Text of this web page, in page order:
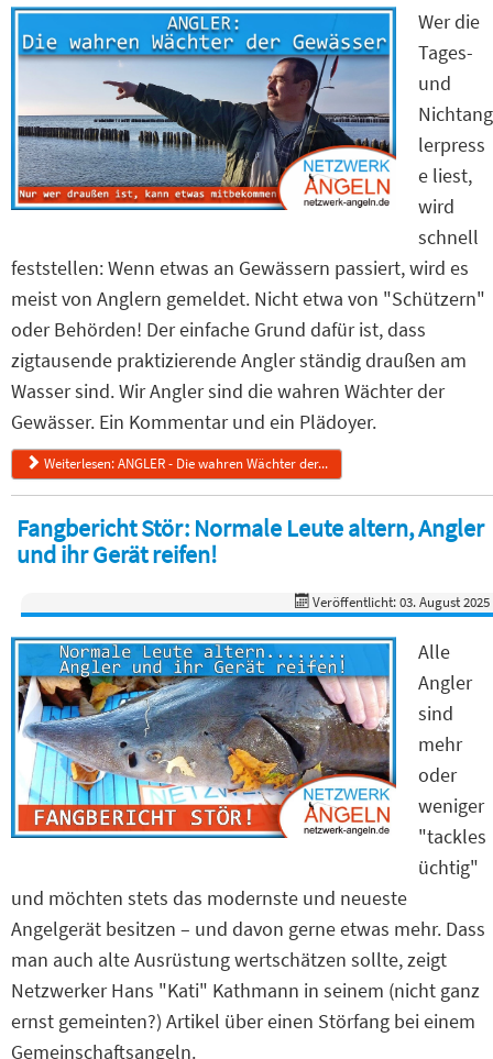
Wer die
Tages-
und
Nichtang
lerpress
e liest,
wird
schnell
feststellen: Wenn etwas an Gewässern passiert, wird es
meist von Anglern gemeldet. Nicht etwa von "Schützern"
oder Behörden! Der einfache Grund dafür ist, dass
zigtausende praktizierende Angler ständig draußen am
Wasser sind. Wir Angler sind die wahren Wächter der
Gewässer. Ein Kommentar und ein Plädoyer.
Weiterlesen: ANGLER - Die wahren Wächter der...
Fangbericht Stör: Normale Leute altern, Angler
und ihr Gerät reifen!
Veröffentlicht: 03. August 2025
Alle
Angler
sind
mehr
oder
weniger
"tackles
üchtig"
und möchten stets das modernste und neueste
Angelgerät besitzen – und davon gerne etwas mehr. Dass
man auch alte Ausrüstung wertschätzen sollte, zeigt
Netzwerker Hans "Kati" Kathmann in seinem (nicht ganz
ernst gemeinten?) Artikel über einen Störfang bei einem
Gemeinschaftsangeln.